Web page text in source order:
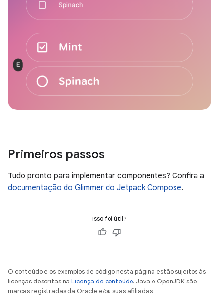
Primeiros passos
Tudo pronto para implementar componentes? Confira a
documentação do Glimmer do Jetpack Compose.
Isso foi útil?
O conteúdo e os exemplos de código nesta página estão sujeitos às
licenças descritas na Licença de conteúdo. Java e OpenJDK são
marcas registradas da Oracle e/ou suas afiliadas.